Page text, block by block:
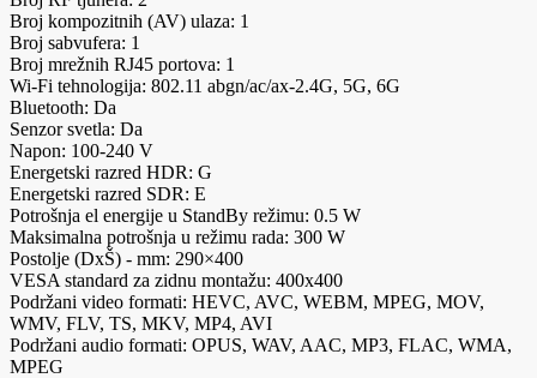
Broj kompozitnih (AV) ulaza: 1
Broj sabvufera: 1
Broj mrežnih RJ45 portova: 1
Wi-Fi tehnologija: 802.11 abgn/ac/ax-2.4G, 5G, 6G
Bluetooth: Da
Senzor svetla: Da
Napon: 100-240 V
Energetski razred HDR: G
Energetski razred SDR: E
Potrošnja el energije u StandBy režimu: 0.5 W
Maksimalna potrošnja u režimu rada: 300 W
Postolje (DxŠ) - mm: 290×400
VESA standard za zidnu montažu: 400x400
Podržani video formati: HEVC, AVC, WEBM, MPEG, MOV,
WMV, FLV, TS, MKV, MP4, AVI
Podržani audio formati: OPUS, WAV, AAC, MP3, FLAC, WMA,
MPEG